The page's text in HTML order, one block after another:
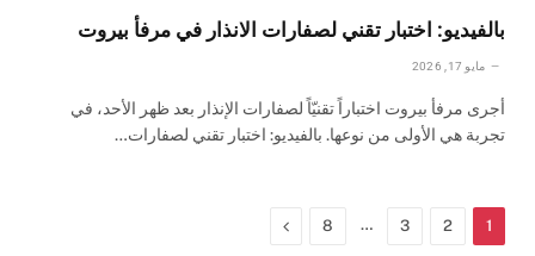
بالفيديو: اختبار تقني لصفارات الانذار في مرفأ بيروت
مايو 17, 2026
أجرى مرفأ بيروت اختباراً تقنيّاً لصفارات الإنذار بعد ظهر الأحد، في
تجربة هي الأولى من نوعها. بالفيديو: اختبار تقني لصفارات…
1
2
3
…
8 التالي